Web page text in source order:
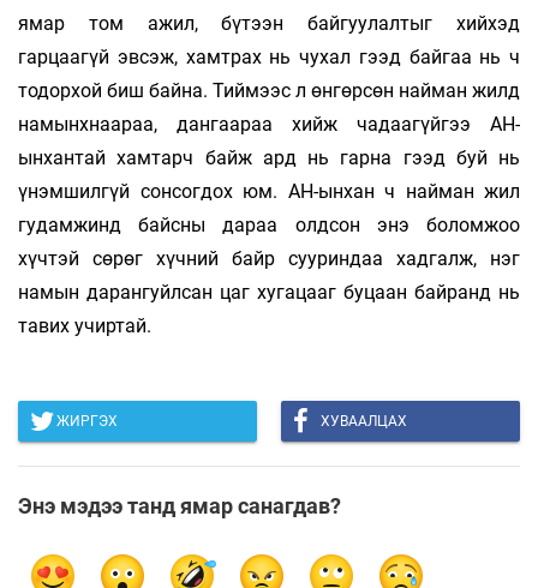
ямар том ажил, бүтээн байгуулалтыг хийхэд
гарцаагүй эвсэж, хамтрах нь чухал гээд байгаа нь ч
тодорхой биш байна. Тиймээс л өнгөрсөн найман жилд
намынхнаараа, дангаараа хийж чадаагүйгээ АН-
ынхантай хамтарч байж ард нь гарна гээд буй нь
үнэмшилгүй сонсогдох юм. АН-ынхан ч найман жил
гудамжинд байсны дараа олдсон энэ боломжоо
хүчтэй сөрөг хүчний байр сууриндаа хадгалж, нэг
намын дарангуйлсан цаг хугацааг буцаан байранд нь
тавих учиртай.
ЖИРГЭХ ХУВААЛЦАХ
Энэ мэдээ танд ямар санагдав?